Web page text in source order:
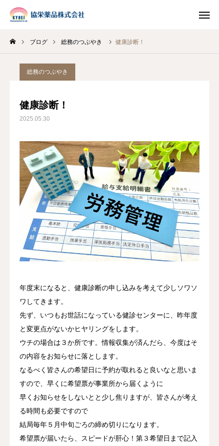
ブログ 総務のつぶやき 健康診断！
総務のつぶやき
健康診断！
2025.05.30
年度末になると、健康診断の申し込みを考えて少しソワソ
ワしてきます。
先ず、いつもお世話になっている健診センターに、昨年度
と変更点がないかヒヤリングをします。
ウチの場合は３か所です。情報収集が済んだら、今度はそ
の内容をお知らせに落とします。
なるべく皆さんの希望日に予約が取れると良いなと思いま
すので、早くに希望票が事業所から届くように
早くお知らせをしないとと少し焦りますが、皆さんが考え
る時間も必要ですので
結局毎年５月中旬ごろの締め切りになります。
希望票が届いたら、スピードが肝心！第３希望日まで記入
INSTAGRAM
HOME
事業案内
ブログ
お知らせ
採用情報
お問い合わせ